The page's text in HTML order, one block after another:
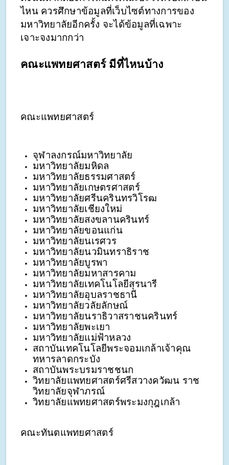
ไหน ควรศึกษาข้อมูลที่เว็บไซต์ทางการของ
มหาวิทยาลัยอีกครั้ง จะได้ข้อมูลที่เฉพาะ
เจาะจงมากกว่า
คณะแพทยศาสตร์ มีที่ไหนบ้าง
คณะแพทยศาสตร์
จุฬาลงกรณ์มหาวิทยาลัย
มหาวิทยาลัยมหิดล
มหาวิทยาลัยธรรมศาสตร์
มหาวิทยาลัยเกษตรศาสตร์
มหาวิทยาลัยศรีนครินทรวิโรฒ
มหาวิทยาลัยเชียงใหม่
มหาวิทยาลัยสงขลานครินทร์
มหาวิทยาลัยขอนแก่น
มหาวิทยาลัยนเรศวร
มหาวิทยาลัยนวมินทราธิราช
มหาวิทยาลัยบูรพา
มหาวิทยาลัยมหาสารคาม
มหาวิทยาลัยเทคโนโลยีสุรนารี
มหาวิทยาลัยอุบลราชธานี
มหาวิทยาลัยวลัยลักษณ์
มหาวิทยาลัยนราธิวาสราชนครินทร์
มหาวิทยาลัยพะเยา
มหาวิทยาลัยแม่ฟ้าหลวง
สถาบันเทคโนโลยีพระจอมเกล้าเจ้าคุณ
ทหารลาดกระบัง
สถาบันพระบรมราชชนก
วิทยาลัยแพทยศาสตร์ศรีสวางควัฒน ราช
วิทยาลัยจุฬาภรณ์
วิทยาลัยแพทยศาสตร์พระมงกุฎเกล้า
คณะทันตแพทยศาสตร์